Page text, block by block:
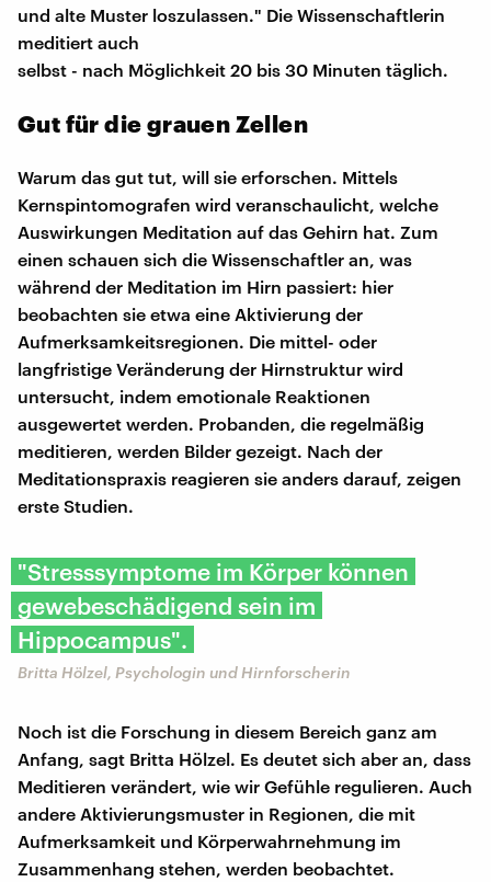
und alte Muster loszulassen." Die Wissenschaftlerin
meditiert auch
selbst - nach Möglichkeit 20 bis 30 Minuten täglich.
Gut für die grauen Zellen
Warum das gut tut, will sie erforschen. Mittels
Kernspintomografen wird veranschaulicht, welche
Auswirkungen Meditation auf das Gehirn hat. Zum
einen schauen sich die Wissenschaftler an, was
während der Meditation im Hirn passiert: hier
beobachten sie etwa eine Aktivierung der
Aufmerksamkeitsregionen. Die mittel- oder
langfristige Veränderung der Hirnstruktur wird
untersucht, indem emotionale Reaktionen
ausgewertet werden. Probanden, die regelmäßig
meditieren, werden Bilder gezeigt. Nach der
Meditationspraxis reagieren sie anders darauf, zeigen
erste Studien.
"Stresssymptome im Körper können
gewebeschädigend sein im
Hippocampus".
Britta Hölzel, Psychologin und Hirnforscherin
Noch ist die Forschung in diesem Bereich ganz am
Anfang, sagt Britta Hölzel. Es deutet sich aber an, dass
Meditieren verändert, wie wir Gefühle regulieren. Auch
andere Aktivierungsmuster in Regionen, die mit
Aufmerksamkeit und Körperwahrnehmung im
Zusammenhang stehen, werden beobachtet.